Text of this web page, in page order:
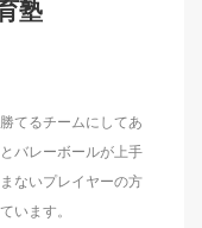
塾
てるチームにしてあ
バレーボールが上手
ないプレイヤーの方
います。